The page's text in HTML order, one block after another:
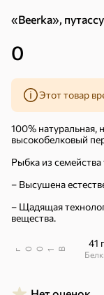
«Beerka»,
0
Этот товар
100% натуральная,
высокобелковый
Рыбка из семейства
– Высушена
– Щадящая
вещества.
В
1 00
г
41 г